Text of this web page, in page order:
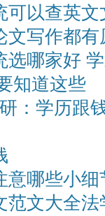
可以查英文
文写作都
选哪家好
知道这些
：学历跟
意哪些小细
范文大全